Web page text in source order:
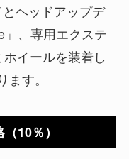
ヘッドアップデ
」、専用エクステ
イールを装着し
す。
10％）